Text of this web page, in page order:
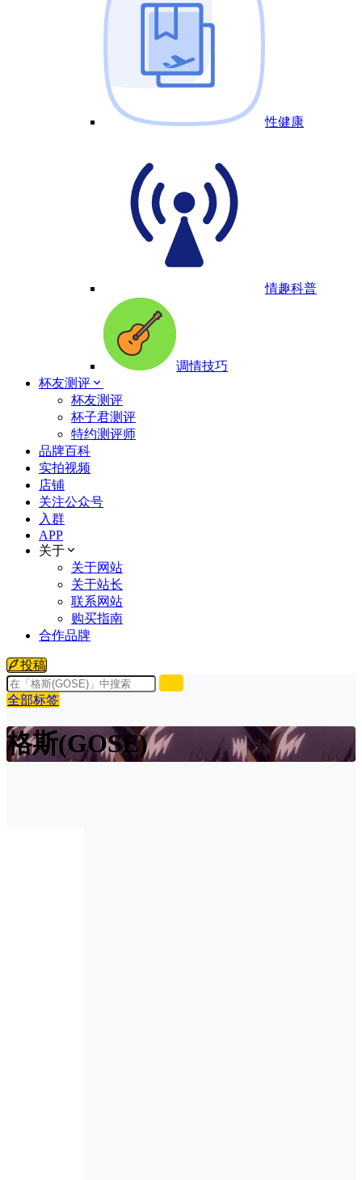
性健康
情趣科普
调情技巧
杯友测评
杯友测评
杯子君测评
特约测评师
品牌百科
实拍视频
店铺
关注公众号
入群
APP
关于
关于网站
关于站长
联系网站
购买指南
合作品牌
投稿
全部标签
格斯(GOSE)